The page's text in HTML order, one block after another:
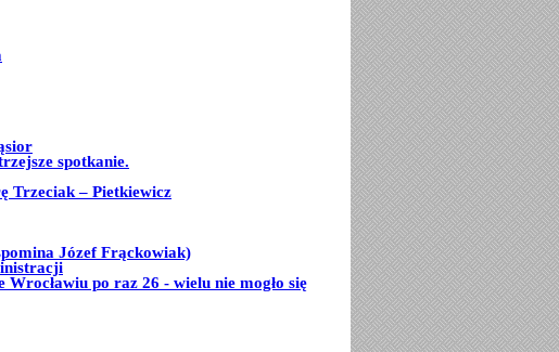
spotkanie.
Trzeciak – Pietkiewicz
Józef Frąckowiak)
po raz 26 - wielu nie mogło się